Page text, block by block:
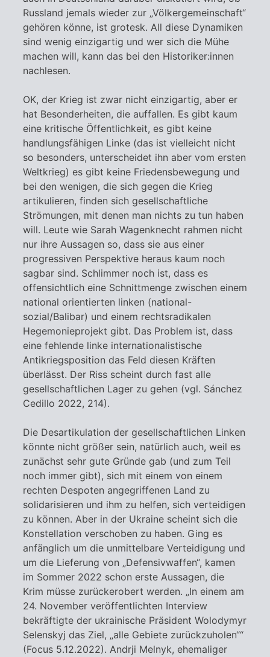
Russland jemals wieder zur „Völkergemeinschaft“
gehören könne, ist grotesk. All diese Dynamiken
sind wenig einzigartig und wer sich die Mühe
machen will, kann das bei den Historiker:innen
nachlesen.
OK, der Krieg ist zwar nicht einzigartig, aber er
hat Besonderheiten, die auffallen. Es gibt kaum
eine kritische Öffentlichkeit, es gibt keine
handlungsfähigen Linke (das ist vielleicht nicht
so besonders, unterscheidet ihn aber vom ersten
Weltkrieg) es gibt keine Friedensbewegung und
bei den wenigen, die sich gegen die Krieg
artikulieren, finden sich gesellschaftliche
Strömungen, mit denen man nichts zu tun haben
will. Leute wie Sarah Wagenknecht rahmen nicht
nur ihre Aussagen so, dass sie aus einer
progressiven Perspektive heraus kaum noch
sagbar sind. Schlimmer noch ist, dass es
offensichtlich eine Schnittmenge zwischen einem
national orientierten linken (national-
sozial/Balibar) und einem rechtsradikalen
Hegemonieprojekt gibt. Das Problem ist, dass
eine fehlende linke internationalistische
Antikriegsposition das Feld diesen Kräften
überlässt. Der Riss scheint durch fast alle
gesellschaftlichen Lager zu gehen (vgl. Sánchez
Cedillo 2022, 214).
Die Desartikulation der gesellschaftlichen Linken
könnte nicht größer sein, natürlich auch, weil es
zunächst sehr gute Gründe gab (und zum Teil
noch immer gibt), sich mit einem von einem
rechten Despoten angegriffenen Land zu
solidarisieren und ihm zu helfen, sich verteidigen
zu können. Aber in der Ukraine scheint sich die
Konstellation verschoben zu haben. Ging es
anfänglich um die unmittelbare Verteidigung und
um die Lieferung von „Defensivwaffen“, kamen
im Sommer 2022 schon erste Aussagen, die
Krim müsse zurückerobert werden. „In einem am
24. November veröffentlichten Interview
bekräftigte der ukrainische Präsident Wolodymyr
Selenskyj das Ziel, „alle Gebiete zurückzuholen““
(Focus 5.12.2022). Andrji Melnyk, ehemaliger